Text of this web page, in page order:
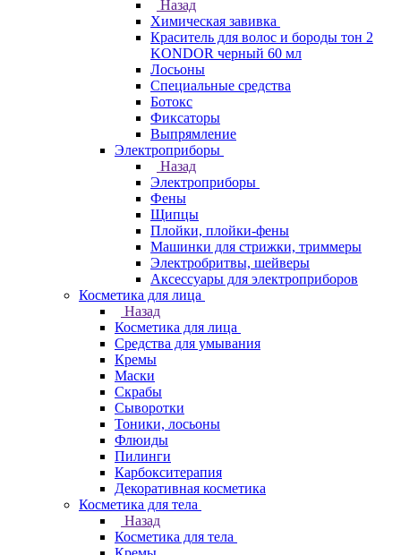
Назад
Химическая завивка
Краситель для волос и бороды тон 2
KONDOR черный 60 мл
Лосьоны
Специальные средства
Ботокс
Фиксаторы
Выпрямление
Электроприборы
Назад
Электроприборы
Фены
Щипцы
Плойки, плойки-фены
Машинки для стрижки, триммеры
Электробритвы, шейверы
Аксессуары для электроприборов
Косметика для лица
Назад
Косметика для лица
Средства для умывания
Кремы
Маски
Скрабы
Сыворотки
Тоники, лосьоны
Флюиды
Пилинги
Карбокситерапия
Декоративная косметика
Косметика для тела
Назад
Косметика для тела